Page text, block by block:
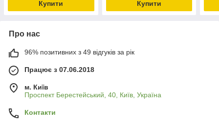
Купити Купити
Про нас
96% позитивних з 49 відгуків за рік
Працює з 07.06.2018
м. Київ
Проспект Берестейський, 40, Київ, Україна
Контакти